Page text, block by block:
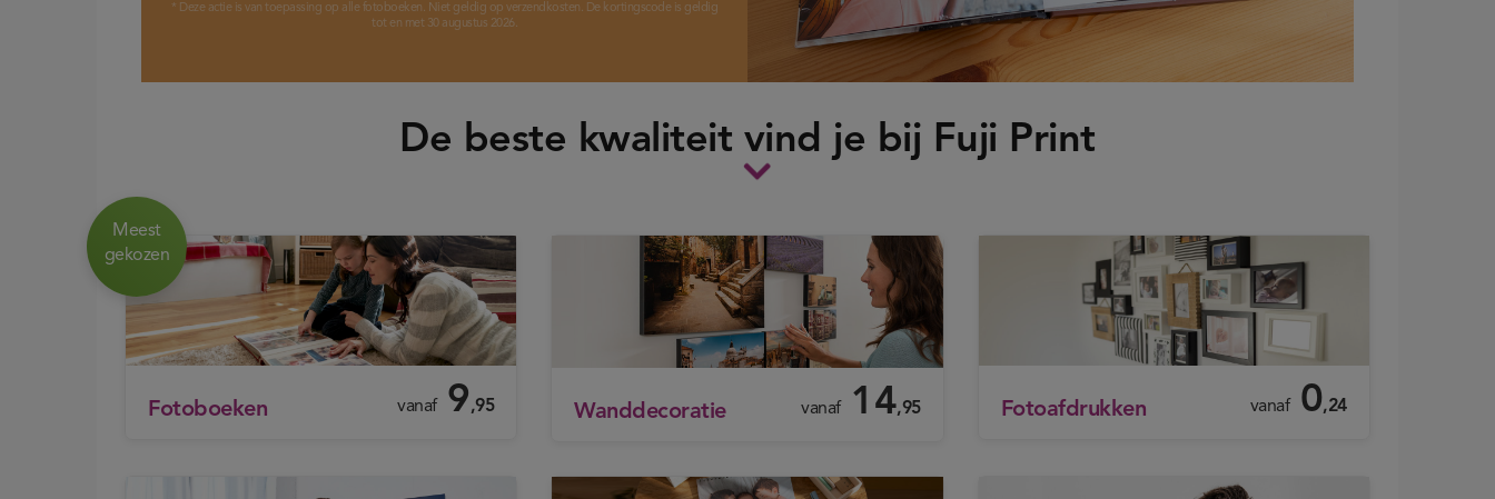
* Deze actie is van toepassing op alle fotoboeken. Niet geldig op verzendkosten. De kortingscode is geldig
tot en met 30 augustus 2026.
De beste kwaliteit vind je bij Fuji Print
Meest
gekozen
Fotoboeken vanaf9,95 Wanddecoratie vanaf14,95 Fotoafdrukken vanaf0,24